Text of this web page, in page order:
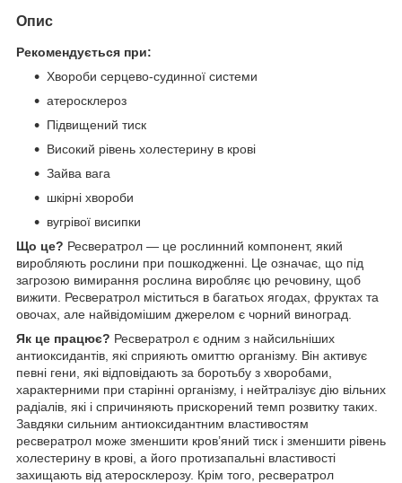
Опис
Рекомендується при:
Хвороби серцево-судинної системи
атеросклероз
Підвищений тиск
Високий рівень холестерину в крові
Зайва вага
шкірні хвороби
вугрівої висипки
Що це? Ресвератрол — це рослинний компонент, який
виробляють рослини при пошкодженні. Це означає, що під
загрозою вимирання рослина виробляє цю речовину, щоб
вижити. Ресвератрол міститься в багатьох ягодах, фруктах та
овочах, але найвідомішим джерелом є чорний виноград.
Як це працює? Ресвератрол є одним з найсильніших
антиоксидантів, які сприяють омиттю організму. Він активує
певні гени, які відповідають за боротьбу з хворобами,
характерними при старінні організму, і нейтралізує дію вільних
радіалів, які і спричиняють прискорений темп розвитку таких.
Завдяки сильним антиоксидантним властивостям
ресвератрол може зменшити кров’яний тиск і зменшити рівень
холестерину в крові, а його протизапальні властивості
захищають від атеросклерозу. Крім того, ресвератрол